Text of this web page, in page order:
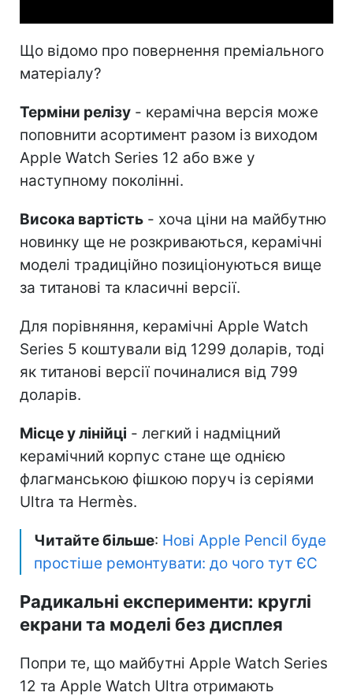
Що відомо про повернення преміального
матеріалу?
Терміни релізу - керамічна версія може
поповнити асортимент разом із виходом
Apple Watch Series 12 або вже у
наступному поколінні.
Висока вартість - хоча ціни на майбутню
новинку ще не розкриваються, керамічні
моделі традиційно позиціонуються вище
за титанові та класичні версії.
Для порівняння, керамічні Apple Watch
Series 5 коштували від 1299 доларів, тоді
як титанові версії починалися від 799
доларів.
Місце у лінійці - легкий і надміцний
керамічний корпус стане ще однією
флагманською фішкою поруч із серіями
Ultra та Hermès.
Читайте більше: Нові Apple Pencil буде
простіше ремонтувати: до чого тут ЄС
Радикальні експерименти: круглі
екрани та моделі без дисплея
Попри те, що майбутні Apple Watch Series
12 та Apple Watch Ultra отримають